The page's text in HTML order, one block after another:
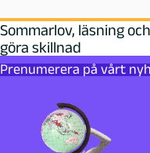
Sommarlov, läsning
göra skillnad
Prenumerera på vårt